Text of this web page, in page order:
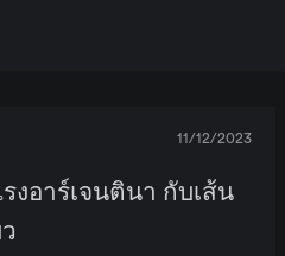
11/12/2023
งอาร์เจนตินา กับเส้น